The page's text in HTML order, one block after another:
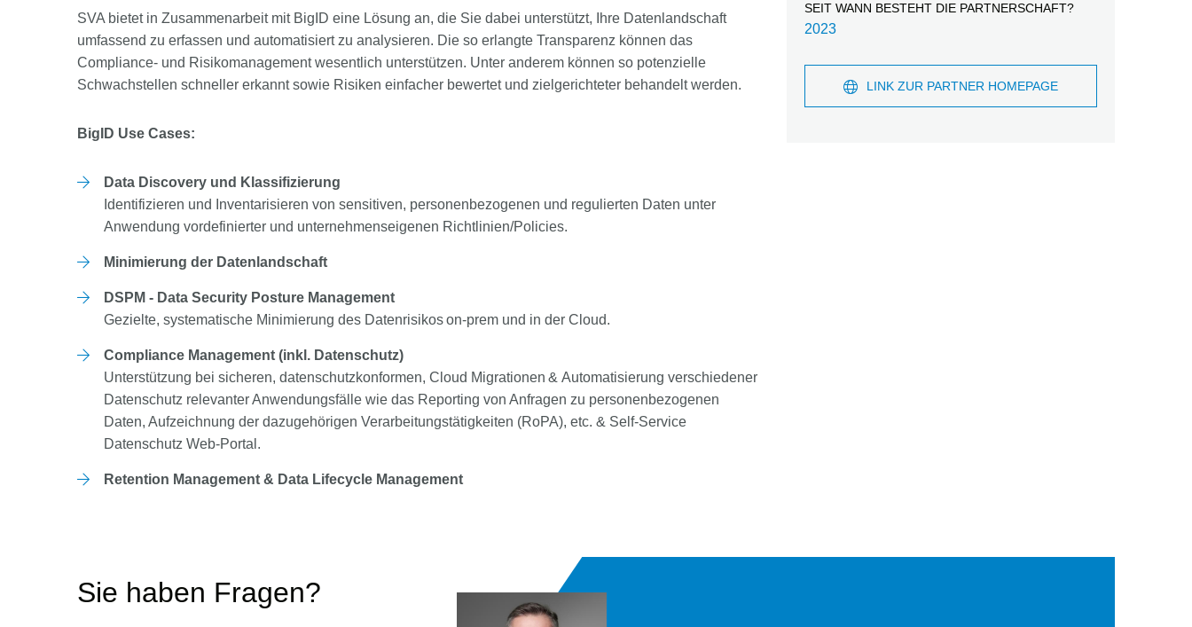
SVA bietet in Zusammenarbeit mit BigID eine Lösung an, die Sie dabei unterstützt, Ihre Datenlandschaft
umfassend zu erfassen und automatisiert zu analysieren. Die so erlangte Transparenz können das
Compliance- und Risikomanagement wesentlich unterstützen. Unter anderem können so potenzielle
Schwachstellen schneller erkannt sowie Risiken einfacher bewertet und zielgerichteter behandelt werden.
BigID Use Cases:
Data Discovery und Klassifizierung
Identifizieren und Inventarisieren von sensitiven, personenbezogenen und regulierten Daten unter
Anwendung vordefinierter und unternehmenseigenen Richtlinien/Policies.
Minimierung der Datenlandschaft
DSPM - Data Security Posture Management
Gezielte, systematische Minimierung des Datenrisikos on-prem und in der Cloud.
Compliance Management (inkl. Datenschutz)
Unterstützung bei sicheren, datenschutzkonformen, Cloud Migrationen & Automatisierung verschiedener
Datenschutz relevanter Anwendungsfälle wie das Reporting von Anfragen zu personenbezogenen
Daten, Aufzeichnung der dazugehörigen Verarbeitungstätigkeiten (RoPA), etc. & Self-Service
Datenschutz Web-Portal.
Retention Management & Data Lifecycle Management
SEIT WANN BESTEHT DIE PARTNERSCHAFT?
2023
LINK ZUR PARTNER HOMEPAGE
Sie haben Fragen?